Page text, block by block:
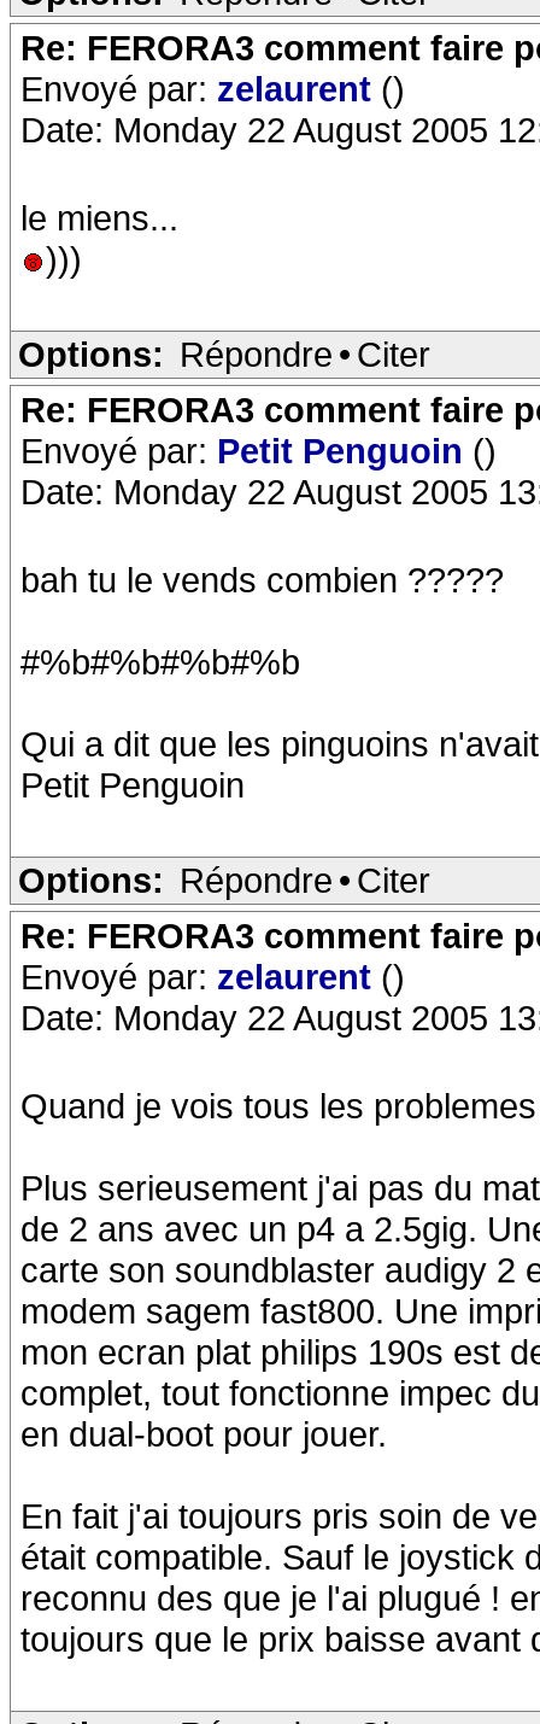
Re: FERORA3 comment faire
Envoyé par: zelaurent ()
Date: Monday 22 August 2005
le miens...
)))
Options: Répondre • Citer
Re: FERORA3 comment faire
Envoyé par: Petit Penguoin ()
Date: Monday 22 August 2005
bah tu le vends combien ?????
#%b#%b#%b#%b
Qui a dit que les pinguoins
Petit Penguoin
Options: Répondre • Citer
Re: FERORA3 comment faire
Envoyé par: zelaurent ()
Date: Monday 22 August 2005
Quand je vois tous les
Plus serieusement j'ai pas du
de 2 ans avec un p4 a 2.5gig.
carte son soundblaster audigy 2
modem sagem fast800. Une
mon ecran plat philips 190s est
complet, tout fonctionne impec
en dual-boot pour jouer.
En fait j'ai toujours pris soin de
était compatible. Sauf le joystick
reconnu des que je l'ai plugué !
toujours que le prix baisse avant